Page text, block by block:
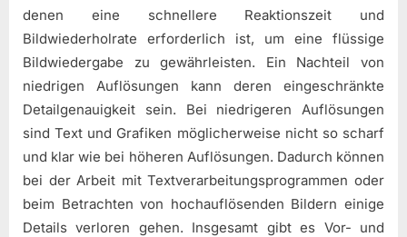
denen eine schnellere Reaktionszeit und
Bildwiederholrate erforderlich ist, um eine flüssige
Bildwiedergabe zu gewährleisten. Ein Nachteil von
niedrigen Auflösungen kann deren eingeschränkte
Detailgenauigkeit sein. Bei niedrigeren Auflösungen
sind Text und Grafiken möglicherweise nicht so scharf
und klar wie bei höheren Auflösungen. Dadurch können
bei der Arbeit mit Textverarbeitungsprogrammen oder
beim Betrachten von hochauflösenden Bildern einige
Details verloren gehen. Insgesamt gibt es Vor- und